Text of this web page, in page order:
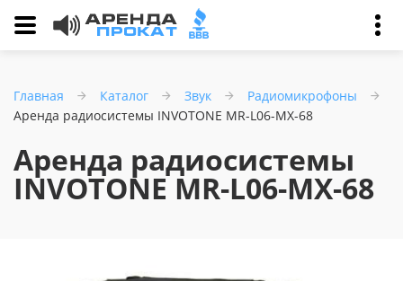
Главная Каталог Звук
Радиомикрофоны
Аренда радиосистемы INVOTONE MR-L06-MX-68
Аренда радиосистемы
INVOTONE MR-L06-MX-68